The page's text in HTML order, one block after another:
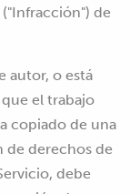
de
autor, o está
el trabajo
copiado de una
de derechos de
debe